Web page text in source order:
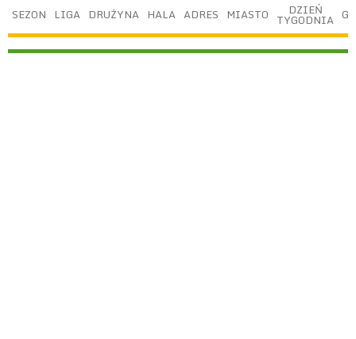
SEZON LIGA DRUŻYNA HALA ADRES MIASTO DZIEŃ
TYGODNIA